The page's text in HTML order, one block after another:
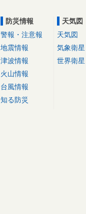
防災情報
警報・注意報
地震情報
津波情報
火山情報
台風情報
知る防災
天気図
天気図
気象衛星
世界衛星